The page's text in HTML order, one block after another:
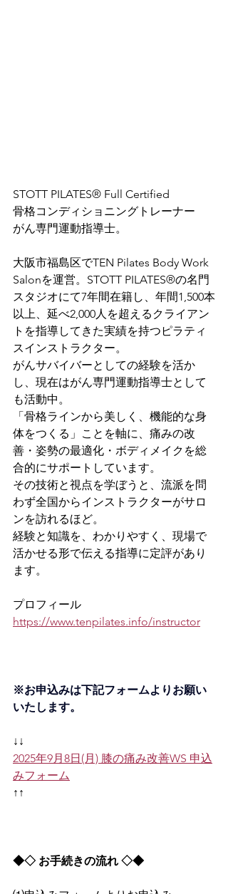
STOTT PILATES® Full Certified
骨格コンディショニングトレーナー
がん専門運動指導士。
大阪市福島区でTEN Pilates Body Work
Salonを運営。STOTT PILATES®の名門
スタジオにて7年間在籍し、年間1,500本
以上、延べ2,000人を超えるクライアン
トを指導してきた実績を持つピラティ
スインストラクター。
がんサバイバーとしての経験を活か
し、現在はがん専門運動指導士として
も活動中。
「骨格ラインから美しく、機能的な身
体をつくる」ことを軸に、痛みの改
善・姿勢の最適化・ボディメイクを総
合的にサポートしています。
その技術と視点を学ぼうと、流派を問
わず全国からインストラクターがサロ
ンを訪れるほど。
経験と知識を、わかりやすく、現場で
活かせる形で伝える指導に定評があり
ます。
プロフィール
https://www.tenpilates.info/instructor
※お申込みは下記フォームよりお願い
いたします。
↓↓
2025年9月8日(月) 膝の痛み改善WS 申込
みフォーム
↑↑
◆◇ お手続きの流れ ◇◆